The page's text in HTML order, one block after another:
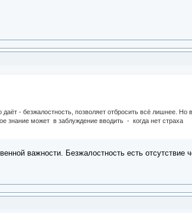
- безжалостность, позволяет отбросить всё лишнее. Но
знание может в заблуждение вводить - когда нет страха
важности. Безжалостность есть отсутствие